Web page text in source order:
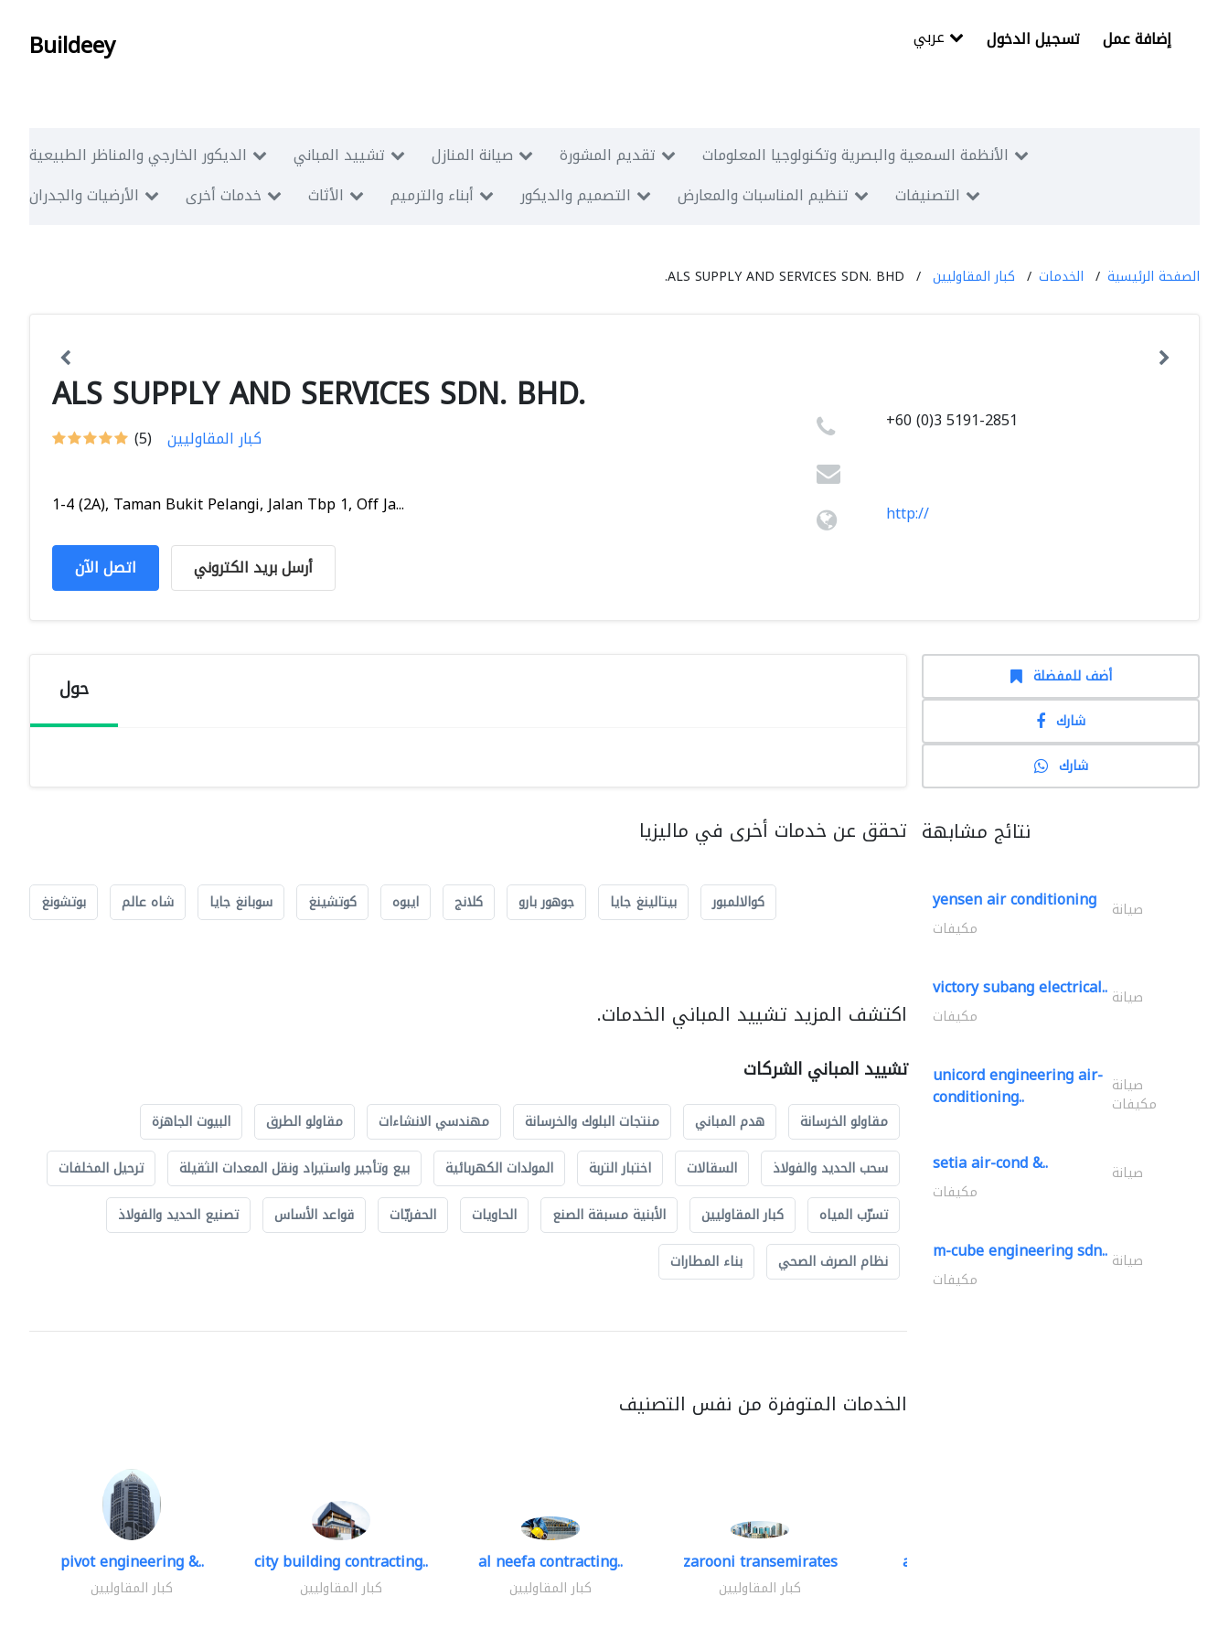
Buildeey تسجيل الدخول إضافة عمل
الديكور الخارجي والمناظر الطبيعية تشييد المباني صيانة المنازل تقديم المشورة
الأنظمة السمعية والبصرية وتكنولوجيا المعلومات
الأرضيات والجدران
خدمات أخرى الأثاث أبناء والترميم التصميم والديكور تنظيم المناسبات والمعارض التصنيفات
الصفحة الرئيسية الخدمات كبار المقاوليين ALS SUPPLY AND SERVICES SDN. BHD.
ALS SUPPLY AND SERVICES SDN. BHD.
(5) كبار المقاوليين
1-4 (2A), Taman Bukit Pelangi, Jalan Tbp 1, Off Ja...
اتصل الآن أرسل بريد الكتروني
+60 (0)3 5191-2851
http://
حول
تحقق عن خدمات أخرى في ماليزيا
كوالالمبور بيتالينغ جايا جوهور بارو كلانج ايبوه كوتشينغ سوبانغ جايا شاه عالم بوتشونغ
اكتشف المزيد تشييد المباني الخدمات.
تشييد المباني الشركات
مقاولو الخرسانة هدم المباني منتجات البلوك والخرسانة مهندسي الانشاءات مقاولو الطرق
البيوت الجاهزة
سحب الحديد والفولاذ
السقالات اختبار التربة المولدات الكهربائية بيع وتأجير واستيراد ونقل المعدات الثقيلة
ترحيل المخلفات
تسرّب المياه
كبار المقاوليين الأبنية مسبقة الصنع الحاويات الحفريّات قواعد الأساس
تصنيع الحديد والفولاذ
نظام الصرف الصحي
بناء المطارات
الخدمات المتوفرة من نفس التصنيف
pivot engineering &..
كبار المقاوليين
city building contracting..
كبار المقاوليين
al neefa contracting..
كبار المقاوليين
zarooni transemirates
كبار المقاوليين
accurate bldh cont..
أضف للمفضلة
شارك
شارك
نتائج مشابهة
yensen air conditioning صيانة
مكيفات
victory subang electrical.. صيانة
مكيفات
unicord engineering air-
conditioning.. صيانة
مكيفات
setia air-cond &.. صيانة
مكيفات
m-cube engineering sdn.. صيانة
مكيفات